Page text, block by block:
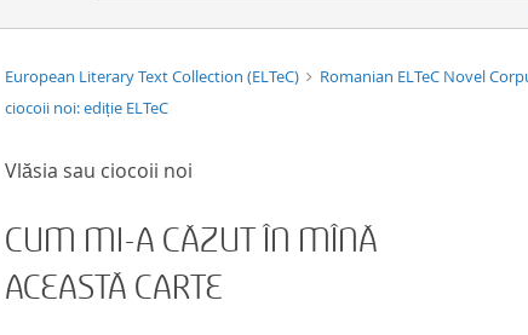
European Literary Text Collection (ELTeC) Romanian ELTeC Novel
ciocoii noi: ediție ELTeC
Vlăsia sau ciocoii noi
CUM MI-A CĂZUT ÎN MÎNĂ
ACEASTĂ CARTE